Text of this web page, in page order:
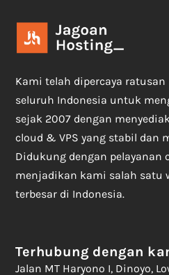
Kami telah dipercaya
seluruh Indonesia untuk
sejak 2007 dengan
cloud & VPS yang stabil dan
Didukung dengan pelayanan
menjadikan kami salah satu
terbesar di Indonesia.
Terhubung dengan
Jalan MT Haryono I, Dinoyo,